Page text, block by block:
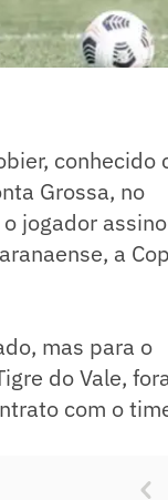
conhecido
Grossa, no
jogador
a
mas para o
do Vale,
com o